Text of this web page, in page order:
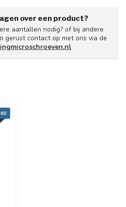
over een product?
aantallen nodig? of bij andere
gerust contact op met ons via de